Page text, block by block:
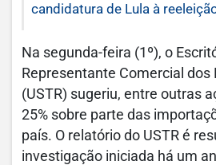
candidatura de Lula à
Na segunda-feira (1º), o
Representante Comercial dos
(USTR) sugeriu, entre outras
25% sobre parte das
país. O relatório do USTR é
investigação iniciada há um